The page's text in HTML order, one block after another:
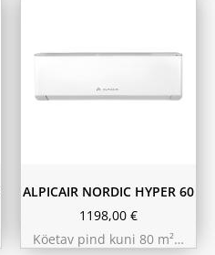
ALPICAIR NORDIC HYPER 60
1198,00 €
Köetav pind kuni 80 m²…